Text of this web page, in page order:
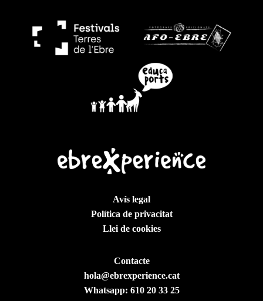
Avís legal
Política de privacitat
Llei de cookies
Contacte
hola@ebrexperience.cat
Whatsapp: 610 20 33 25